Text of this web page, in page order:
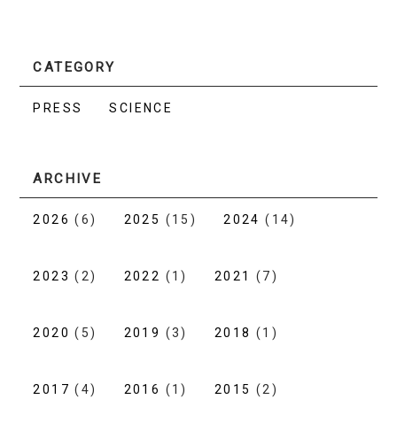
CATEGORY
PRESS SCIENCE
ARCHIVE
2026 (6) 2025 (15) 2024 (14)
2023 (2) 2022 (1) 2021 (7)
2020 (5) 2019 (3) 2018 (1)
2017 (4) 2016 (1) 2015 (2)